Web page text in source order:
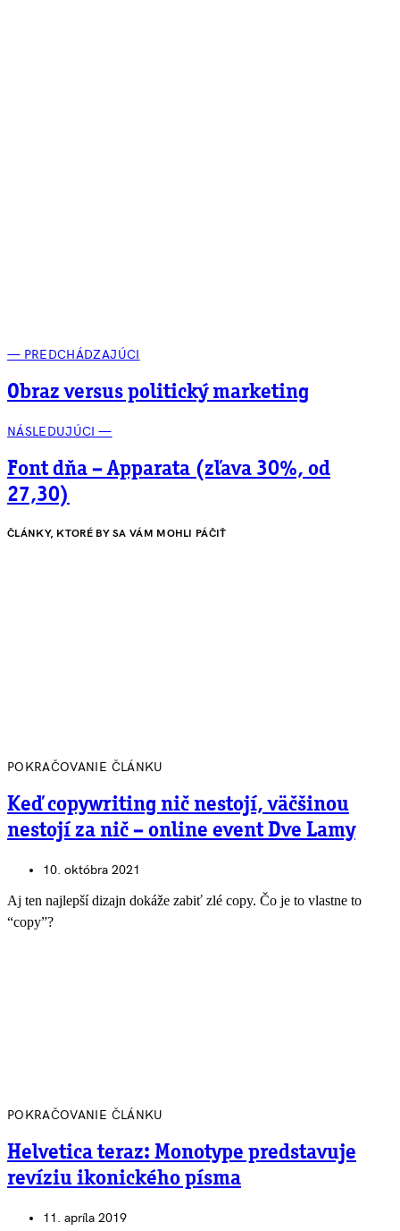
— PREDCHÁDZAJÚCI
Obraz versus politický marketing
NÁSLEDUJÚCI —
Font dňa – Apparata (zľava 30%, od
27,30)
ČLÁNKY, KTORÉ BY SA VÁM MOHLI PÁČIŤ
POKRAČOVANIE ČLÁNKU
Keď copywriting nič nestojí, väčšinou
nestojí za nič – online event Dve Lamy
10. októbra 2021
Aj ten najlepší dizajn dokáže zabiť zlé copy. Čo je to vlastne to
“copy”?
POKRAČOVANIE ČLÁNKU
Helvetica teraz: Monotype predstavuje
revíziu ikonického písma
11. apríla 2019